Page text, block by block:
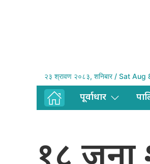
२३ श्रावण २०८३, शनिबार / Sat
पूर्वाधार